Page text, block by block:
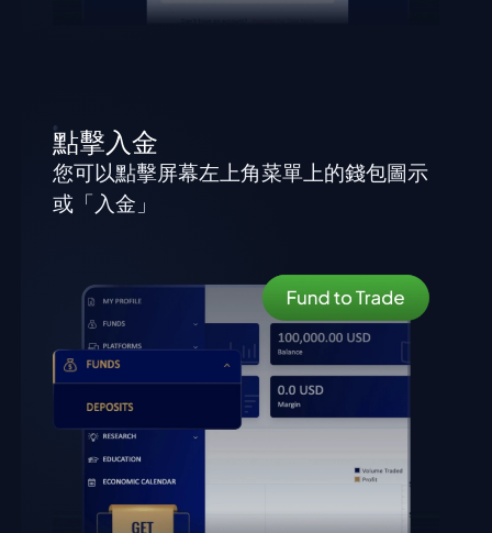
點擊入金
您可以點擊屏幕左上角菜單上的錢包圖示
或「入金」